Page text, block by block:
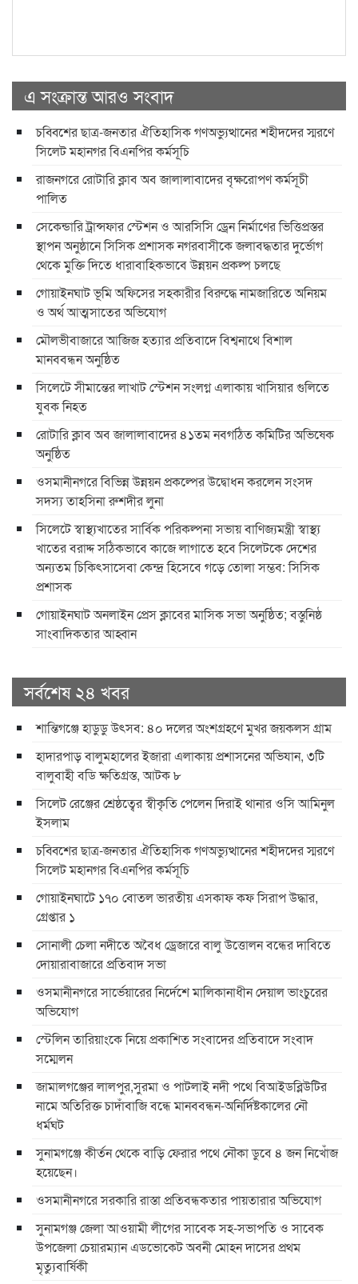
এ সংক্রান্ত আরও সংবাদ
চব্বিশের ছাত্র-জনতার ঐতিহাসিক গণঅভ্যুত্থানের শহীদদের স্মরণে
সিলেট মহানগর বিএনপির কর্মসূচি
রাজনগরে রোটারি ক্লাব অব জালালাবাদের বৃক্ষরোপণ কর্মসূচী
পালিত
সেকেন্ডারি ট্রান্সফার স্টেশন ও আরসিসি ড্রেন নির্মাণের ভিত্তিপ্রস্তর
স্থাপন অনুষ্ঠানে সিসিক প্রশাসক নগরবাসীকে জলাবদ্ধতার দুর্ভোগ
থেকে মুক্তি দিতে ধারাবাহিকভাবে উন্নয়ন প্রকল্প চলছে
গোয়াইনঘাট ভূমি অফিসের সহকারীর বিরুদ্ধে নামজারিতে অনিয়ম
ও অর্থ আত্মসাতের অভিযোগ
মৌলভীবাজারে আজিজ হত্যার প্রতিবাদে বিশ্বনাথে বিশাল
মানববন্ধন অনুষ্ঠিত
সিলেটে সীমান্তের লাখাট স্টেশন সংলগ্ন এলাকায় খাসিয়ার গুলিতে
যুবক নিহত
রোটারি ক্লাব অব জালালাবাদের ৪১তম নবগঠিত কমিটির অভিষেক
অনুষ্ঠিত
ওসমানীনগরে বিভিন্ন উন্নয়ন প্রকল্পের উদ্বোধন করলেন সংসদ
সদস্য তাহসিনা রুশদীর লুনা
সিলেটে স্বাস্থ্যখাতের সার্বিক পরিকল্পনা সভায় বাণিজ্যমন্ত্রী স্বাস্থ্য
খাতের বরাদ্দ সঠিকভাবে কাজে লাগাতে হবে সিলেটকে দেশের
অন্যতম চিকিৎসাসেবা কেন্দ্র হিসেবে গড়ে তোলা সম্ভব: সিসিক
প্রশাসক
​গোয়াইনঘাট অনলাইন প্রেস ক্লাবের মাসিক সভা অনুষ্ঠিত; বস্তুনিষ্ঠ
সাংবাদিকতার আহ্বান
সর্বশেষ ২৪ খবর
শান্তিগঞ্জে হাডুডু উৎসব: ৪০ দলের অংশগ্রহণে মুখর জয়কলস গ্রাম
হাদারপাড় বালুমহালের ইজারা এলাকায় প্রশাসনের অভিযান, ৩টি
বালুবাহী বডি ক্ষতিগ্রস্ত, আটক ৮
সিলেট রেঞ্জের শ্রেষ্ঠত্বের স্বীকৃতি পেলেন দিরাই থানার ওসি আমিনুল
ইসলাম
চব্বিশের ছাত্র-জনতার ঐতিহাসিক গণঅভ্যুত্থানের শহীদদের স্মরণে
সিলেট মহানগর বিএনপির কর্মসূচি
গোয়াইনঘাটে ১৭০ বোতল ভারতীয় এসকাফ কফ সিরাপ উদ্ধার,
গ্রেপ্তার ১
সোনালী চেলা নদীতে অবৈধ ড্রেজারে বালু উত্তোলন বন্ধের দাবিতে
দোয়ারাবাজারে প্রতিবাদ সভা
ওসমানীনগরে সার্ভেয়ারের নির্দেশে মালিকানাধীন দেয়াল ভাংচুরের
অভিযোগ
স্টেলিন তারিয়াংকে নিয়ে প্রকাশিত সংবাদের প্রতিবাদে সংবাদ
সম্মেলন
জামালগঞ্জের লালপুর,সুরমা ও পাটলাই নদী পথে বিআইডব্লিউটির
নামে অতিরিক্ত চাদাঁবাজি বন্ধে মানববন্ধন-অনির্দিষ্টকালের নৌ
ধর্মঘট
সুনামগঞ্জে কীর্তন থেকে বাড়ি ফেরার পথে নৌকা ডুবে ৪ জন নিখোঁজ
হয়েছেন।
ওসমানীনগরে সরকারি রাস্তা প্রতিবন্ধকতার পায়তারার অভিযোগ
সুনামগঞ্জ জেলা আওয়ামী লীগের সাবেক সহ-সভাপতি ও সাবেক
উপজেলা চেয়ারম্যান এডভোকেট অবনী মোহন দাসের প্রথম
মৃত্যুবার্ষিকী